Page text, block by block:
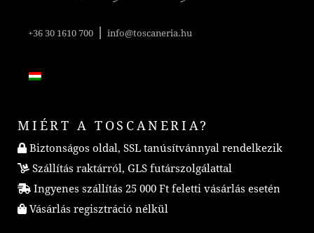
+36 30 1610 700 |info@toscaneria.hu
MIÉRT A TOSCANERIA?
Biztonságos oldal, SSL tanúsítvánnyal rendelkezik
Szállítás raktárról, GLS futárszolgálattal
Ingyenes szállítás 25 000 Ft feletti vásárlás esetén
Vásárlás regisztráció nélkül